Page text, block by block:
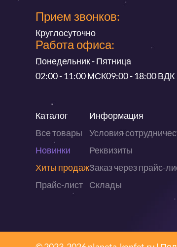
Прием звонков:
Круглосуточно
Работа офиса:
Понедельник - Пятница
02:00 - 11:00 МСК09:00 - 18:00 ВДК
Каталог
Все товары
Новинки
Хиты продаж
Прайс-лист
Информация
Условия
Реквизиты
Заказ через прайс-
Склады